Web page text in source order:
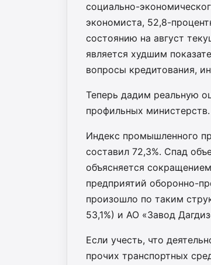
социально-
экономиста, 52,8-
состоянию на август
является худшим
вопросы кредитования,
Теперь дадим реальную
профильных министерств.
Индекс промышленного
составил 72,3%. Спад
объясняется
предприятий оборонно-
произошло по таким
53,1%) и АО «Завод
Если учесть, что
прочих транспортных